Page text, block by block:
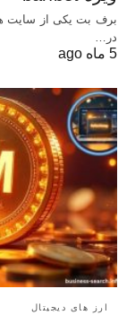
برف بت یکی از سایت
در…
5 ماه ago
ارز های دیجیتال